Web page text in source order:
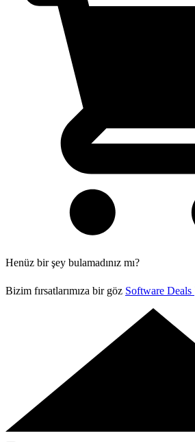
Henüz bir şey bulamadınız mı?
Bizim fırsatlarımıza bir göz Software Deals